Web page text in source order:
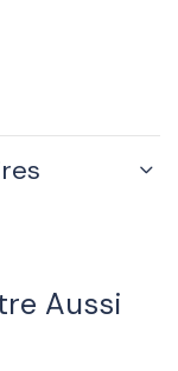
Aussi